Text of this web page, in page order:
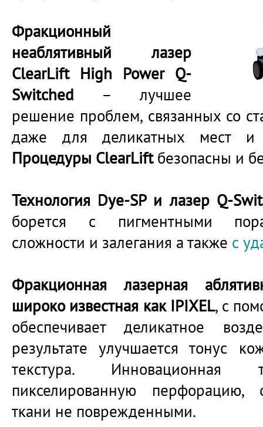
Фракционный
неаблятивный лазер
ClearLift High Power Q-
Switched – лучшее
решение проблем, связанных со
даже для деликатных мест и
Процедуры ClearLiftбезопасны и
Технология Dye-SP и лазер Q-
борется с пигментными
сложности и залегания а также с
Фракционная лазерная
широко известная как IPIXEL, с
обеспечивает деликатное
результате улучшается тонус
текстура. Инновационная
пикселированную перфорацию,
ткани не поврежденными.